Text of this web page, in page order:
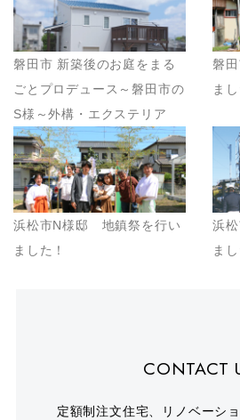
磐田市 新築後のお庭をまる
ごとプロデュース～磐田市の
S様～外構・エクステリア
磐
まし
浜松市N様邸 地鎮祭を行い
ました！
浜
まし
CONTACT
定額制注文住宅、リノベーシ